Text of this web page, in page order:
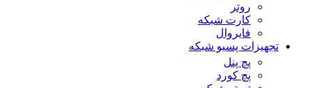
روتر
کارت شبکه
فایروال
تجهیزات پسیو شبکه
پچ پنل
پچ کورد